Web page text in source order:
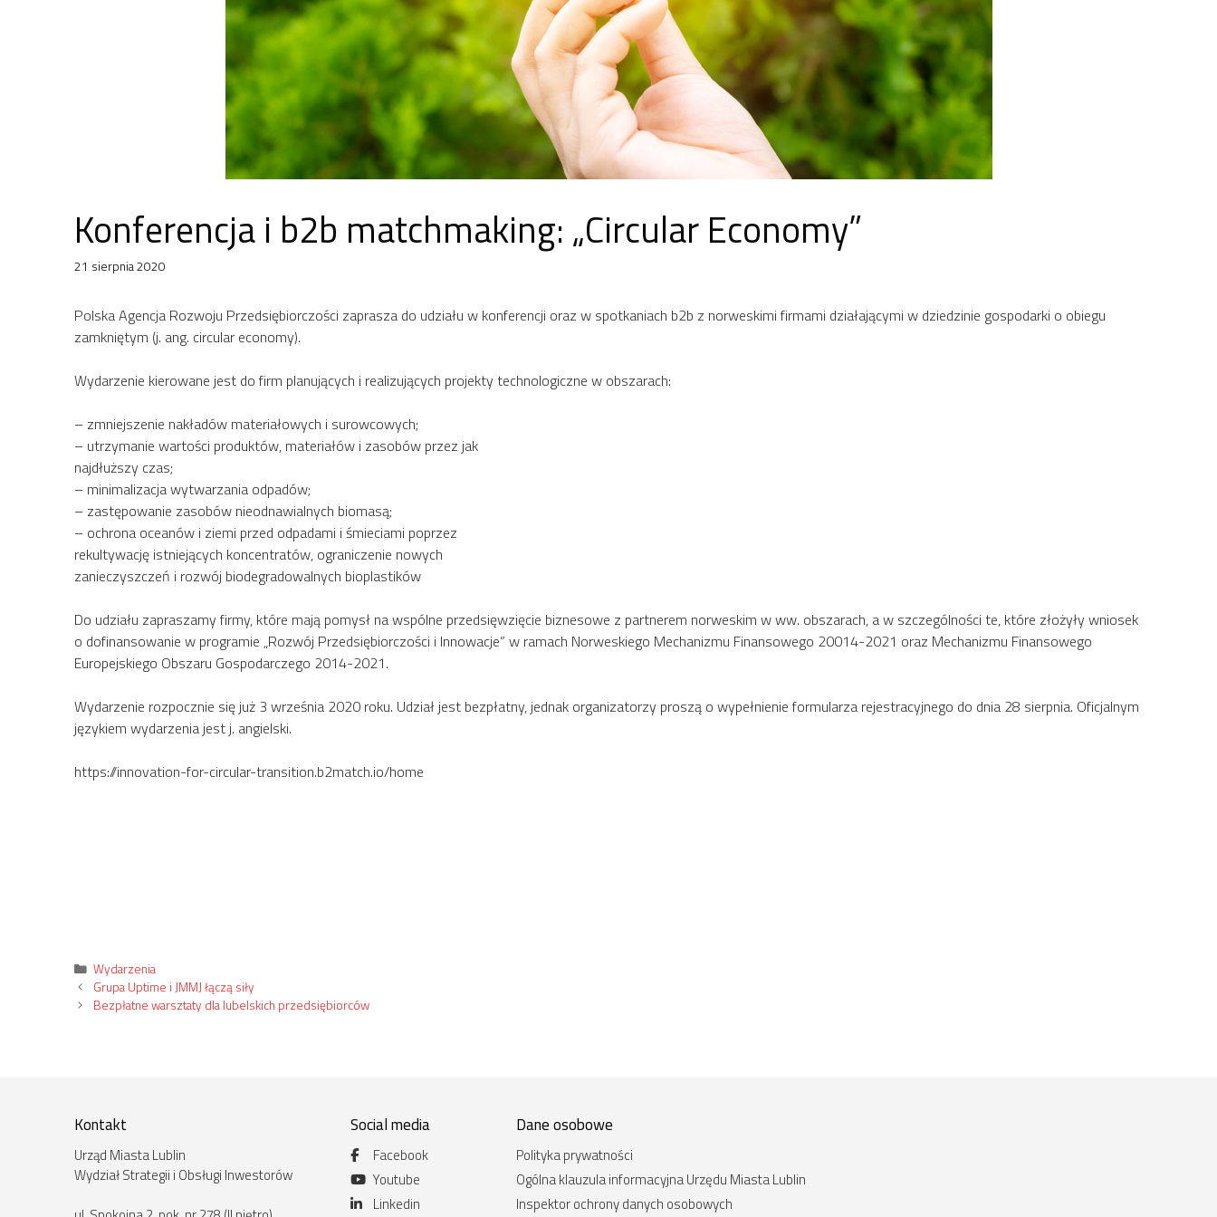
Konferencja i b2b matchmaking: „Circular Economy”
21 sierpnia 2020
Polska Agencja Rozwoju Przedsiębiorczości zaprasza do udziału w konferencji oraz w spotkaniach b2b z norweskimi firmami działającymi w dziedzinie gospodarki o obiegu
zamkniętym (j. ang. circular economy).
Wydarzenie kierowane jest do firm planujących i realizujących projekty technologiczne w obszarach:
– zmniejszenie nakładów materiałowych i surowcowych;
– utrzymanie wartości produktów, materiałów i zasobów przez jak
najdłuższy czas;
– minimalizacja wytwarzania odpadów;
– zastępowanie zasobów nieodnawialnych biomasą;
– ochrona oceanów i ziemi przed odpadami i śmieciami poprzez
rekultywację istniejących koncentratów, ograniczenie nowych
zanieczyszczeń i rozwój biodegradowalnych bioplastików
Do udziału zapraszamy firmy, które mają pomysł na wspólne przedsięwzięcie biznesowe z partnerem norweskim w ww. obszarach, a w szczególności te, które złożyły wniosek
o dofinansowanie w programie „Rozwój Przedsiębiorczości i Innowacje” w ramach Norweskiego Mechanizmu Finansowego 20014-2021 oraz Mechanizmu Finansowego
Europejskiego Obszaru Gospodarczego 2014-2021.
Wydarzenie rozpocznie się już 3 września 2020 roku. Udział jest bezpłatny, jednak organizatorzy proszą o wypełnienie formularza rejestracyjnego do dnia 28 sierpnia. Oficjalnym
językiem wydarzenia jest j. angielski.
https://innovation-for-circular-transition.b2match.io/home
Kategorie
Wydarzenia
Grupa Uptime i JMMJ łączą siły
Bezpłatne warsztaty dla lubelskich przedsiębiorców
Kontakt
Urząd Miasta Lublin
Wydział Strategii i Obsługi Inwestorów
Social media
Facebook
Youtube
Linkedin
Dane osobowe
Polityka prywatności
Ogólna klauzula informacyjna Urzędu Miasta Lublin
Inspektor ochrony danych osobowych